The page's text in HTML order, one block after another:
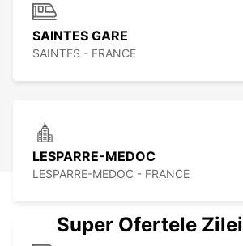
SAINTES GARE
SAINTES - FRANCE
LESPARRE-MEDOC
LESPARRE-MEDOC - FRANCE
Super Ofertele Zilei